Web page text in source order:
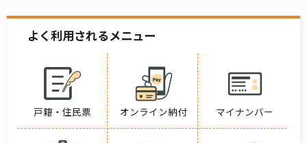
よく利用されるメニュー
戸籍・住民票 オンライン納付 マイナンバー